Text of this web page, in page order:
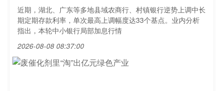
近期，湖北、广东等多地县域农商行、村镇银行逆势上调中长
期定期存款利率，单次最高上调幅度达33个基点。业内分析
指出，本轮中小银行局部加息行情
2026-08-08 08:37:00